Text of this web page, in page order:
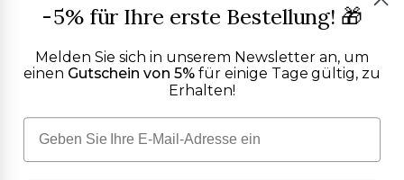
PRODUKTE
Tischwäsche
Badtextilien
Maßanleitung RATGEBER
RATGEBER
TC300 vs Ägyptische Baumwolle RATGEBER
Wer wir sind
OEKO-TEX-Zertifizierung
Kontakt
-5% für Ihre erste Bestellung! 🎁
Melden Sie sich in unserem Newsletter an, um
einen Gutschein von 5% für einige Tage gültig, zu
Erhalten!